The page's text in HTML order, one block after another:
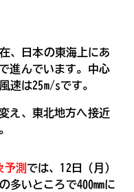
、日本の東海上にあ
進んでいます。中心
速は25m/sです。
え、東北地方へ接近
予測 では、12日（月）
多いところで400mmに